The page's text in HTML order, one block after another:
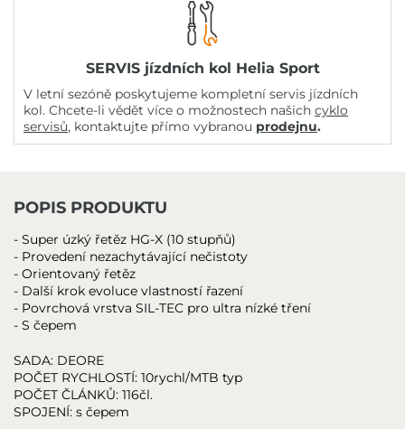
SERVIS jízdních kol Helia Sport
V letní sezóně poskytujeme kompletní servis jízdních
kol. Chcete-li vědět více o možnostech našich cyklo
servisů, kontaktujte přímo vybranou prodejnu.
POPIS PRODUKTU
- Super úzký řetěz HG-X (10 stupňů)
- Provedení nezachytávající nečistoty
- Orientovaný řetěz
- Další krok evoluce vlastností řazení
- Povrchová vrstva SIL-TEC pro ultra nízké tření
- S čepem
SADA: DEORE
POČET RYCHLOSTÍ: 10rychl/MTB typ
POČET ČLÁNKŮ: 116čl.
SPOJENÍ: s čepem